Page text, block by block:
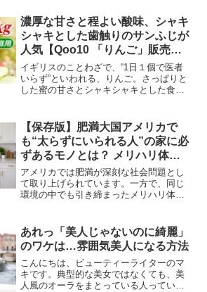
されるのは、コスメキッチン 15 周年を記
念...
濃厚な甘さと程よい酸味、シャキ
シャキとした歯触りのサンふじが
人気【Qoo10 「りんご」販売数
ランキング】
イギリスのことわざで、“1日１個で医者
いらず”といわれる、りんご。さっぱりと
した蜜の甘さとシャキシャキとした食感
ンターネット総合ショッピングモール
「Qoo10」を運営す...
【保存版】肥満大国アメリカで
も“太らずにいられる人”の家に必
ずあるモノとは？ メリハリ体型
をつくるライフスタイルを徹底分
析！
アメリカでは肥満が深刻な社会問題とし
て取り上げられています。一方で、同じ
環境の中でも引き締まったメリハリ体型
あるのでしょうか。近年、SNSの普及で
人々のライフスタイルを...
あれっ「美人じゃないのに綺麗」
のワケは…雰囲気美人になる方法
こんにちは、ビューティーライターのマ
キです。典型的な美女ではなくても、美
人風のオーラをまとっている人っていま